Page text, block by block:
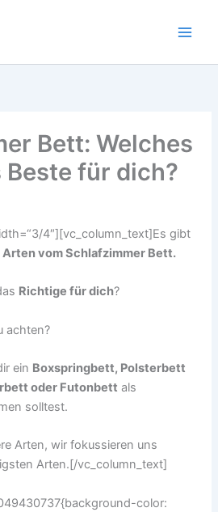
Bett: Welches
Beste für dich?
4″][vc_column_text]Es gibt
vom Schlafzimmer Bett.
Richtige für dich?
achten?
ein Boxspringbett, Polsterbett
oder Futonbett als
solltest.
Arten, wir fokussieren uns
Arten.[/vc_column_text]
color: